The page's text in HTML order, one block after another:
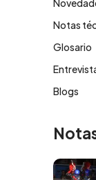
Notas
Glosario
Blogs